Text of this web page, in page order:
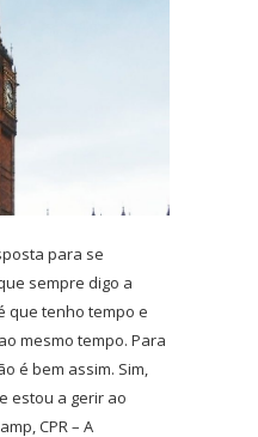
para se
sempre digo a
que tenho tempo e
mesmo tempo. Para
é bem assim. Sim,
estou a gerir ao
CPR – A